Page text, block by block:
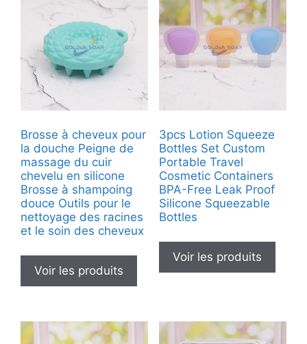
Brosse à cheveux pour
la douche Peigne de
massage du cuir
chevelu en silicone
Brosse à shampoing
douce Outils pour le
nettoyage des racines
et le soin des cheveux
Voir les produits
3pcs Lotion Squeeze
Bottles Set Custom
Portable Travel
Cosmetic Containers
BPA-Free Leak Proof
Silicone Squeezable
Bottles
Voir les produits